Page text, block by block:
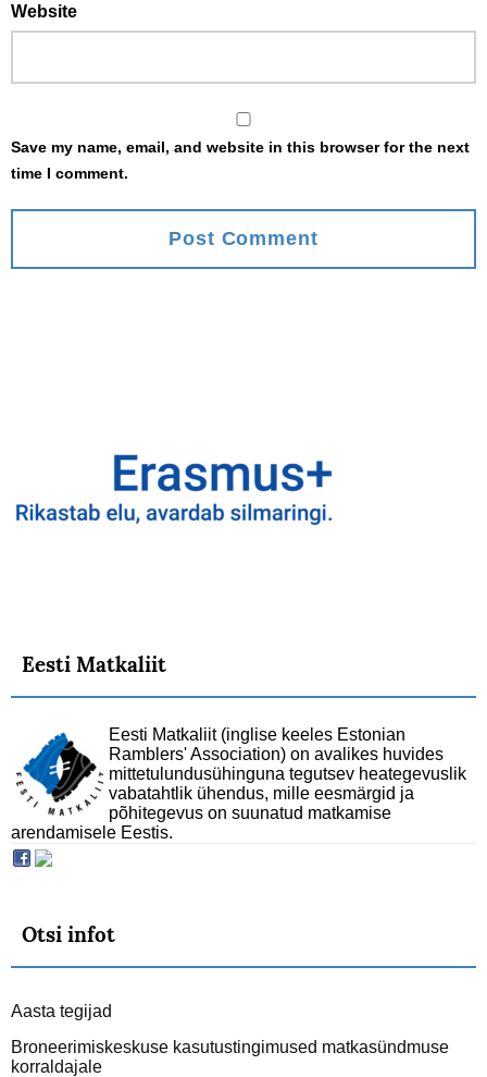
Website
Save my name, email, and website in this browser for the next
time I comment.
Eesti Matkaliit
Eesti Matkaliit (inglise keeles Estonian
Ramblers' Association) on avalikes huvides
mittetulundusühinguna tegutsev heategevuslik
vabatahtlik ühendus, mille eesmärgid ja
põhitegevus on suunatud matkamise
arendamisele Eestis.
Otsi infot
Aasta tegijad
Broneerimiskeskuse kasutustingimused matkasündmuse
korraldajale